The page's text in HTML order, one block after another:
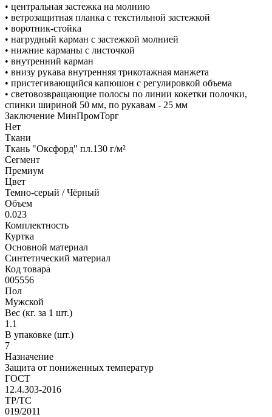
• центральная застежка на молнию
• ветрозащитная планка с текстильной застежкой
• воротник-стойка
• нагрудный карман с застежкой молнией
• нижние карманы с листочкой
• внутренний карман
• внизу рукава внутренняя трикотажная манжета
• пристегивающийся капюшон с регулировкой объема
• световозвращающие полосы по линии кокетки полочки,
спинки шириной 50 мм, по рукавам - 25 мм
Заключение МинПромТорг
Нет
Ткани
Ткань "Оксфорд" пл.130 г/м²
Сегмент
Премиум
Цвет
Темно-серый / Чёрный
Объем
0.023
Комплектность
Куртка
Основной материал
Синтетический материал
Код товара
005556
Пол
Мужской
Вес (кг. за 1 шт.)
1.1
В упаковке (шт.)
7
Назначение
Защита от пониженных температур
ГОСТ
12.4.303-2016
ТР/ТС
019/2011